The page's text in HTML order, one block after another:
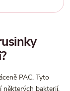
PAC. Tyto
bakterií,